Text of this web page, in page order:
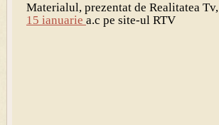
Materialul, prezentat de Realitatea Tv,
15 ianuarie a.c pe site-ul RTV